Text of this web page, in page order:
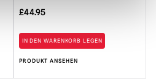
£44.95
IN DEN WARENKORB LEGEN
PRODUKT ANSEHEN